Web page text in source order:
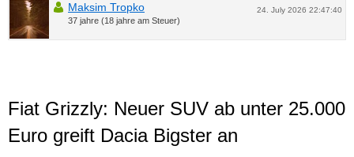
24. July 2026 22:47:40
Maksim Tropko
37 jahre (18 jahre am Steuer)
Fiat Grizzly: Neuer SUV ab unter 25.000
Euro greift Dacia Bigster an